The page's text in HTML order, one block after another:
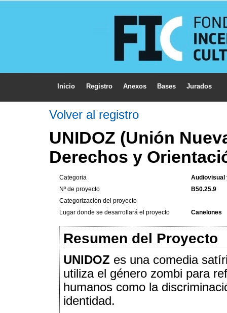
Inicio Registro Anexos Bases Jurados
Volver al registro
UNIDOZ (Unión
Derechos y
Categoria
Audiovisual
Nº de proyecto
B50.25.9
Categorización del proyecto
Lugar donde se desarrollará el proyecto
Canelones
Resumen del Proyecto
UNIDOZ es una comedia
utiliza el género zombi para
humanos como la
identidad.